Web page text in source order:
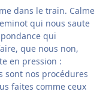
dans le train. Calme
qui nous saute
qui
que nous non,
en pression :
sont nos procédures
faites comme ceux